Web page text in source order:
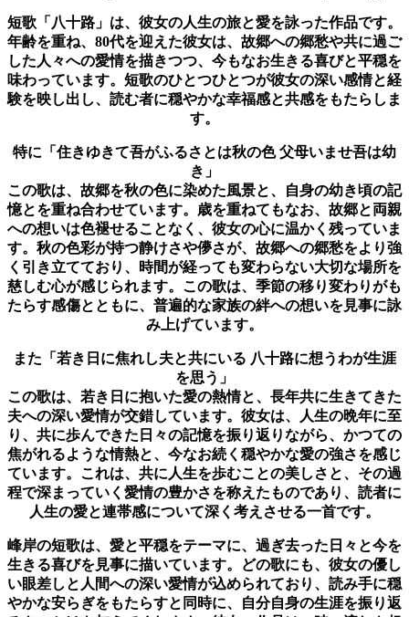
短歌「八十路」は、彼女の人生の旅と愛を詠った作品です。
年齢を重ね、80代を迎えた彼女は、故郷への郷愁や共に過ご
した人々への愛情を描きつつ、今もなお生きる喜びと平穏を
味わっています。短歌のひとつひとつが彼女の深い感情と経
験を映し出し、読む者に穏やかな幸福感と共感をもたらしま
す。
特に「住きゆきて吾がふるさとは秋の色 父母いませ吾は幼
き」
この歌は、故郷を秋の色に染めた風景と、自身の幼き頃の記
憶とを重ね合わせています。歳を重ねてもなお、故郷と両親
への想いは色褪せることなく、彼女の心に温かく残っていま
す。秋の色彩が持つ静けさや儚さが、故郷への郷愁をより強
く引き立てており、時間が経っても変わらない大切な場所を
慈しむ心が感じられます。この歌は、季節の移り変わりがも
たらす感傷とともに、普遍的な家族の絆への想いを見事に詠
み上げています。
また「若き日に焦れし夫と共にいる 八十路に想うわが生涯
を思う」
この歌は、若き日に抱いた愛の熱情と、長年共に生きてきた
夫への深い愛情が交錯しています。彼女は、人生の晩年に至
り、共に歩んできた日々の記憶を振り返りながら、かつての
焦がれるような情熱と、今なお続く穏やかな愛の強さを感じ
ています。これは、共に人生を歩むことの美しさと、その過
程で深まっていく愛情の豊かさを称えたものであり、読者に
人生の愛と連帯感について深く考えさせる一首です。
峰岸の短歌は、愛と平穏をテーマに、過ぎ去った日々と今を
生きる喜びを見事に描いています。どの歌にも、彼女の優し
い眼差しと人間への深い愛情が込められており、読み手に穏
やかな安らぎをもたらすと同時に、自分自身の生涯を振り返